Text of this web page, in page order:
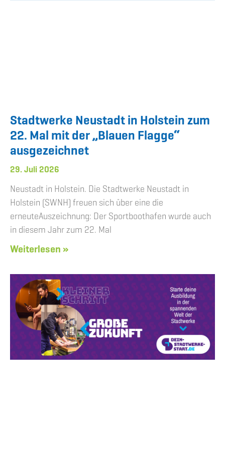
Stadtwerke Neustadt in Holstein zum
22. Mal mit der „Blauen Flagge“
ausgezeichnet
29. Juli 2026
Neustadt in Holstein. Die Stadtwerke Neustadt in
Holstein (SWNH) freuen sich über eine die
erneuteAuszeichnung: Der Sportboothafen wurde auch
in diesem Jahr zum 22. Mal
Weiterlesen »